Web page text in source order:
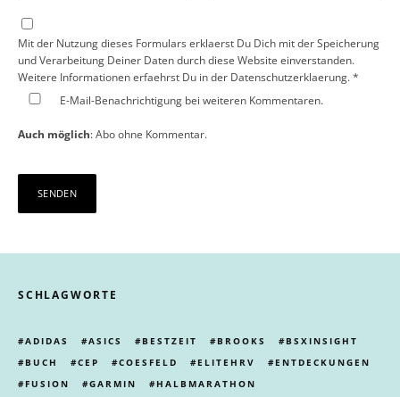
Mit der Nutzung dieses Formulars erklaerst Du Dich mit der Speicherung
und Verarbeitung Deiner Daten durch diese Website einverstanden.
Weitere Informationen erfaehrst Du in der Datenschutzerklaerung.*
E-Mail-Benachrichtigung bei weiteren Kommentaren.
Auch möglich:Abo ohne Kommentar.
SCHLAGWORTE
ADIDAS ASICS BESTZEIT BROOKS
BSXINSIGHT
BUCH
CEP COESFELD ELITEHRV
ENTDECKUNGEN
FUSION
GARMIN
HALBMARATHON